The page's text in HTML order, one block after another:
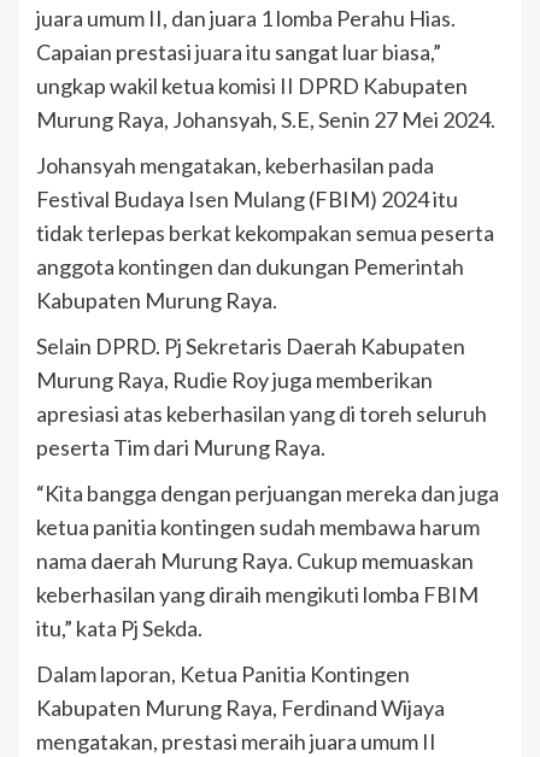
juara umum II, dan juara 1 lomba Perahu Hias.
Capaian prestasi juara itu sangat luar biasa,”
ungkap wakil ketua komisi II DPRD Kabupaten
Murung Raya, Johansyah, S.E, Senin 27 Mei 2024.
Johansyah mengatakan, keberhasilan pada
Festival Budaya Isen Mulang (FBIM) 2024 itu
tidak terlepas berkat kekompakan semua peserta
anggota kontingen dan dukungan Pemerintah
Kabupaten Murung Raya.
Selain DPRD. Pj Sekretaris Daerah Kabupaten
Murung Raya, Rudie Roy juga memberikan
apresiasi atas keberhasilan yang di toreh seluruh
peserta Tim dari Murung Raya.
“Kita bangga dengan perjuangan mereka dan juga
ketua panitia kontingen sudah membawa harum
nama daerah Murung Raya. Cukup memuaskan
keberhasilan yang diraih mengikuti lomba FBIM
itu,” kata Pj Sekda.
Dalam laporan, Ketua Panitia Kontingen
Kabupaten Murung Raya, Ferdinand Wijaya
mengatakan, prestasi meraih juara umum II